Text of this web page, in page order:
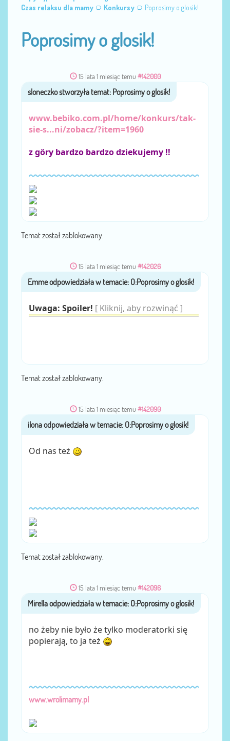
Czas relaksu dla mamy
Konkursy Poprosimy o glosik!
Poprosimy o glosik!
15 lata 1 miesiąc temu #142000
przezsloneczko
www.bebiko.com.pl/home/konkurs/tak-
sie-s...ni/zobacz/?item=1960
z göry bardzo bardzo dziekujemy !!
Temat został zablokowany.
15 lata 1 miesiąc temu #142026
przezEmme
Uwaga: Spoiler! [ Kliknij, aby rozwinąć ]
Temat został zablokowany.
15 lata 1 miesiąc temu #142090
Od nas też
Temat został zablokowany.
15 lata 1 miesiąc temu #142096
przezMirella
no żeby nie było że tylko moderatorki się
popierają, to ja też
www.wrolimamy.pl